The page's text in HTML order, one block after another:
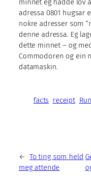
minnet eg hadde lov
adressa 0801 hugsar
nokre adresser som
denne adressa. Eg
dette minnet – og
Commodoren og ein
datamaskin.
facts receipt
← To ting som held
meg attende